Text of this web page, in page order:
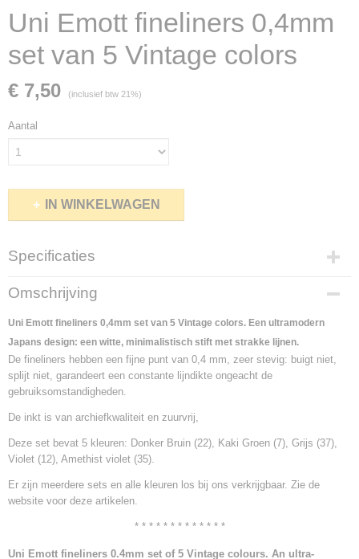
Uni Emott fineliners 0,4mm
set van 5 Vintage colors
€ 7,50 (inclusief btw 21%)
Aantal
IN WINKELWAGEN
Specificaties
Netto gewicht
0,30 Kg
Bruto gewicht
0,30 Kg
Omschrijving
Uni Emott fineliners 0,4mm set van 5 Vintage colors. Een ultramodern
Japans design: een witte, minimalistisch stift met strakke lijnen.
De fineliners hebben een fijne punt van 0,4 mm, zeer stevig: buigt niet,
splijt niet, garandeert een constante lijndikte ongeacht de
gebruiksomstandigheden.
De inkt is van archiefkwaliteit en zuurvrij,
Deze set bevat 5 kleuren: Donker Bruin (22), Kaki Groen (7), Grijs (37),
Violet (12), Amethist violet (35).
Er zijn meerdere sets en alle kleuren los bij ons verkrijgbaar. Zie de
website voor deze artikelen.
* * * * * * * * * * * * *
Uni Emott fineliners 0.4mm set of 5 Vintage colours. An ultra-